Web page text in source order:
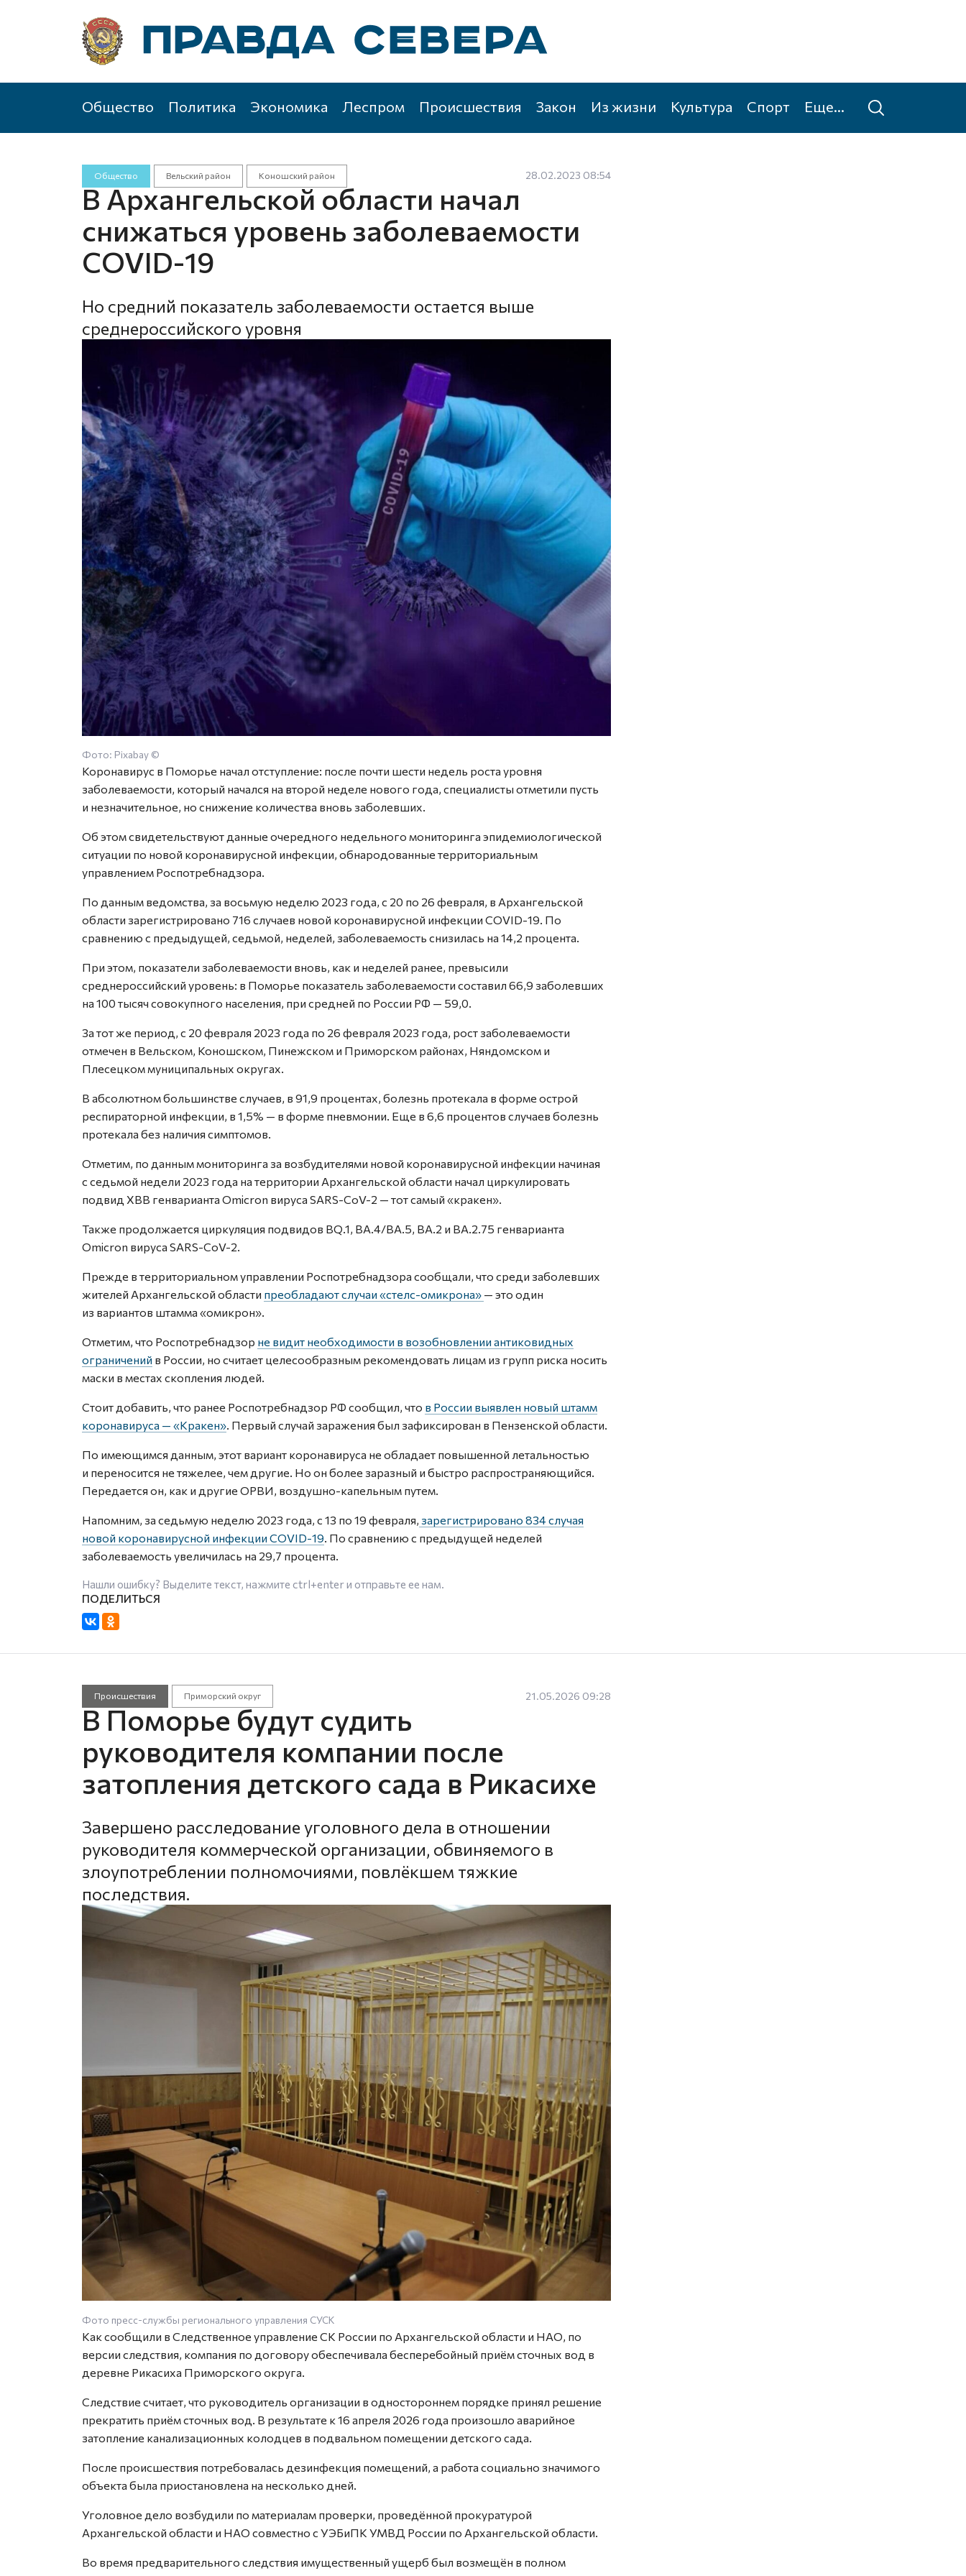
Общество Политика Экономика Леспром Происшествия Закон Из жизни Культура Спорт Еще...
Общество Вельский район Коношский район 28.02.2023 08:54
В Архангельской области начал
снижаться уровень заболеваемости
COVID-19
Но средний показатель заболеваемости остается выше
среднероссийского уровня
Фото: Pixabay ©
Коронавирус в Поморье начал отступление: после почти шести недель роста уровня
заболеваемости, который начался на второй неделе нового года, специалисты отметили пусть
и незначительное, но снижение количества вновь заболевших.
Об этом свидетельствуют данные очередного недельного мониторинга эпидемиологической
ситуации по новой коронавирусной инфекции, обнародованные территориальным
управлением Роспотребнадзора.
По данным ведомства, за восьмую неделю 2023 года, с 20 по 26 февраля, в Архангельской
области зарегистрировано 716 случаев новой коронавирусной инфекции COVID-19. По
сравнению с предыдущей, седьмой, неделей, заболеваемость снизилась на 14,2 процента.
При этом, показатели заболеваемости вновь, как и неделей ранее, превысили
среднероссийский уровень: в Поморье показатель заболеваемости составил 66,9 заболевших
на 100 тысяч совокупного населения, при средней по России РФ — 59,0.
За тот же период, с 20 февраля 2023 года по 26 февраля 2023 года, рост заболеваемости
отмечен в Вельском, Коношском, Пинежском и Приморском районах, Няндомском и
Плесецком муниципальных округах.
В абсолютном большинстве случаев, в 91,9 процентах, болезнь протекала в форме острой
респираторной инфекции, в 1,5% — в форме пневмонии. Еще в 6,6 процентов случаев болезнь
протекала без наличия симптомов.
Отметим, по данным мониторинга за возбудителями новой коронавирусной инфекции начиная
с седьмой недели 2023 года на территории Архангельской области начал циркулировать
подвид XBB генварианта Omicron вируса SARS-CoV-2 — тот самый «кракен».
Также продолжается циркуляция подвидов BQ.1, BА.4/BA.5, BA.2 и BА.2.75 генварианта
Omicron вируса SARS-CoV-2.
Прежде в территориальном управлении Роспотребнадзора сообщали, что среди заболевших
жителей Архангельской области преобладают случаи «стелс-омикрона» — это один
из вариантов штамма «омикрон».
Отметим, что Роспотребнадзор не видит необходимости в возобновлении антиковидных
ограничений в России, но считает целесообразным рекомендовать лицам из групп риска носить
маски в местах скопления людей.
Стоит добавить, что ранее Роспотребнадзор РФ сообщил, что в России выявлен новый штамм
коронавируса — «Кракен». Первый случай заражения был зафиксирован в Пензенской области.
По имеющимся данным, этот вариант коронавируса не обладает повышенной летальностью
и переносится не тяжелее, чем другие. Но он более заразный и быстро распространяющийся.
Передается он, как и другие ОРВИ, воздушно-капельным путем.
Напомним, за седьмую неделю 2023 года, с 13 по 19 февраля, зарегистрировано 834 случая
новой коронавирусной инфекции COVID-19. По сравнению с предыдущей неделей
заболеваемость увеличилась на 29,7 процента.
Нашли ошибку? Выделите текст, нажмите ctrl+enterи отправьте ее нам.
Происшествия Приморский округ 21.05.2026 09:28
В Поморье будут судить
руководителя компании после
затопления детского сада в Рикасихе
Завершено расследование уголовного дела в отношении
руководителя коммерческой организации, обвиняемого в
злоупотреблении полномочиями, повлёкшем тяжкие
последствия.
Фото пресс-службы регионального управления СУСК
Как сообщили в Следственное управление СК России по Архангельской области и НАО, по
версии следствия, компания по договору обеспечивала бесперебойный приём сточных вод в
деревне Рикасиха Приморского округа.
Следствие считает, что руководитель организации в одностороннем порядке принял решение
прекратить приём сточных вод. В результате к 16 апреля 2026 года произошло аварийное
затопление канализационных колодцев в подвальном помещении детского сада.
После происшествия потребовалась дезинфекция помещений, а работа социально значимого
объекта была приостановлена на несколько дней.
Уголовное дело возбудили по материалам проверки, проведённой прокуратурой
Архангельской области и НАО совместно с УЭБиПК УМВД России по Архангельской области.
Во время предварительного следствия имущественный ущерб был возмещён в полном